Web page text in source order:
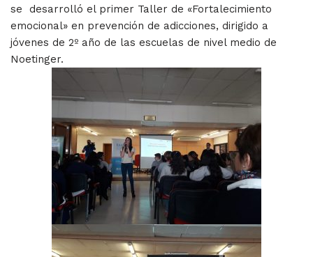
se desarrolló el primer Taller de «Fortalecimiento
emocional» en prevención de adicciones, dirigido a
jóvenes de 2º año de las escuelas de nivel medio de
Noetinger.